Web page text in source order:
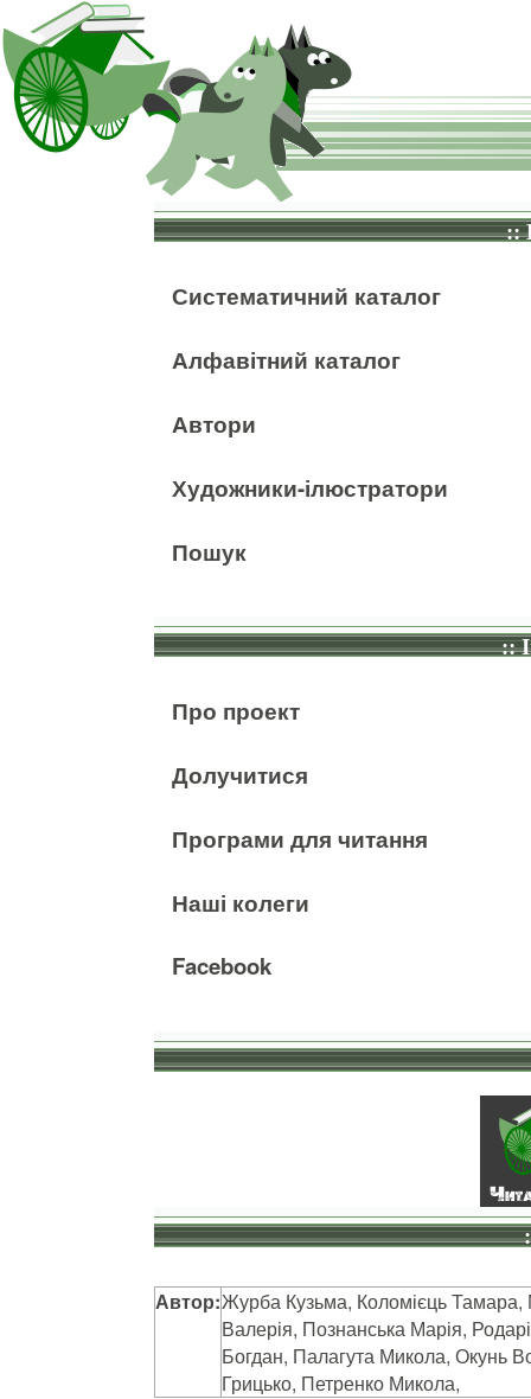
::
Систематичний каталог
Алфавітний каталог
Автори
Художники-ілюстратори
Пошук
::
Про проект
Долучитися
Програми для читання
Наші колеги
Facebook
Автор:Журба Кузьма, Коломієць Тамара,
Валерія, Познанська Марія,
Богдан, Палагута Микола, Окунь
Грицько, Петренко Микола,